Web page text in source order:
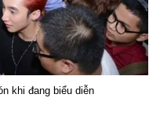
khi đang biểu diễn